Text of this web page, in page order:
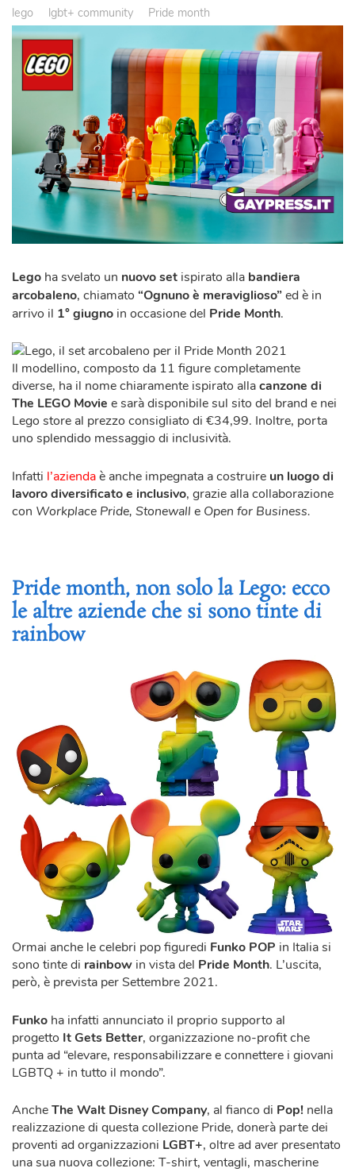
lego
lgbt+ community Pride month
Lego ha svelato un nuovo set ispirato alla bandiera
arcobaleno, chiamato “Ognuno è meraviglioso”ed è in
arrivo il 1° giugno in occasione del Pride Month.
Il modellino, composto da 11 figure completamente
diverse, ha il nome chiaramente ispirato allacanzone di
The LEGO Movie e sarà disponibile sul sito del brand e nei
Lego store al prezzo consigliato di €34,99. Inoltre, porta
uno splendido messaggio di inclusività.
Infatti l’aziendaè anche impegnata a costruire un luogo di
lavoro diversificato e inclusivo, grazie alla collaborazione
con Workplace Pride, Stonewall e Open for Business.
Pride month, non solo la Lego: ecco
le altre aziende che si sono tinte di
rainbow
Ormai anche le celebri pop figuredi Funko POP in Italia si
sono tinte di rainbow in vista del Pride Month. L’uscita,
però, è prevista per Settembre 2021.
Funko ha infatti annunciato il proprio supporto al
progetto It Gets Better, organizzazione no-profit che
punta ad “elevare, responsabilizzare e connettere i giovani
LGBTQ + in tutto il mondo”.
AncheThe Walt Disney Company, al fianco di Pop! nella
realizzazione di questa collezione Pride, donerà parte dei
proventi ad organizzazioni LGBT+, oltre ad aver presentato
una sua nuova collezione: T-shirt, ventagli, mascherine